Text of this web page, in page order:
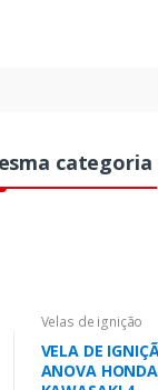
categoria
Velas de ignição
VELA DE
ANOVA